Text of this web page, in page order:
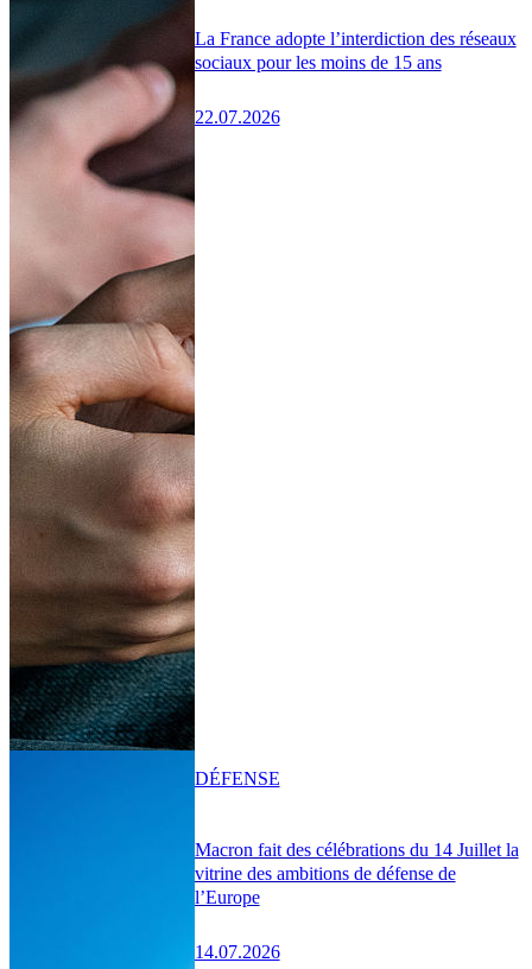
La France adopte l’interdiction des réseaux
sociaux pour les moins de 15 ans
22.07.2026
Macron fait des célébrations du 14 Juillet la
vitrine des ambitions de défense de
l’Europe
14.07.2026
DÉFENSE